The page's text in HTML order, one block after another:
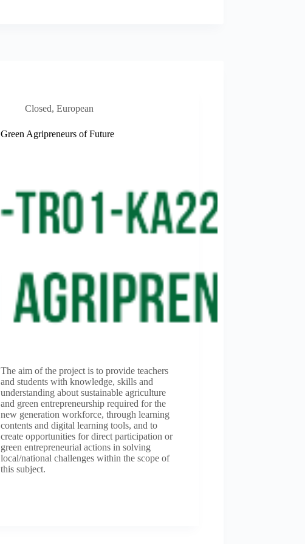
Closed,European
Green Agripreneurs of Future
The aim of the project is to provide teachers
and students with knowledge, skills and
understanding about sustainable agriculture
and green entrepreneurship required for the
new generation workforce, through learning
contents and digital learning tools, and to
create opportunities for direct participation or
green entrepreneurial actions in solving
local/national challenges within the scope of
this subject.